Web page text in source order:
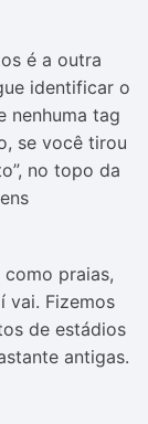
é a outra
identificar o
nenhuma tag
se você tirou
no topo da
praias,
vai. Fizemos
de estádios
antigas.